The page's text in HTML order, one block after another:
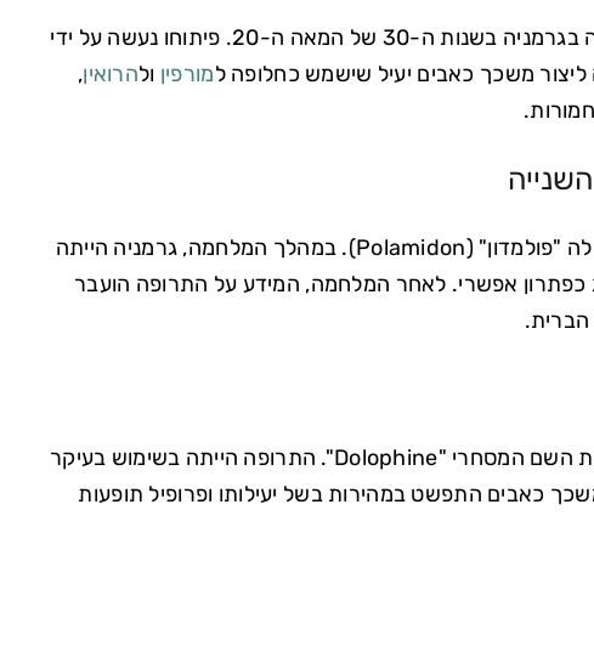
סינתטי שפותח לראשונה בגרמניה בשנות ה-30 של המאה ה-20. פיתוחו נעשה על ידי
מורפין ולהרואין,
המתדון נוצר במעבדות של חברת I.G. Farben ונקרא בתחילה "פולמדון" (Polamidon). במהלך המלחמה, גרמניה הייתה
כפתרון אפשרי. לאחר המלחמה, המידע על התרופה הועבר
הברית.
בשנת 1947, מתדון נכנס לשימוש רפואי בארצות הברית תחת השם המסחרי "Dolophine". התרופה הייתה בשימוש בעיקר
כאבים התפשט במהירות בשל יעילותו ופרופיל תופעות